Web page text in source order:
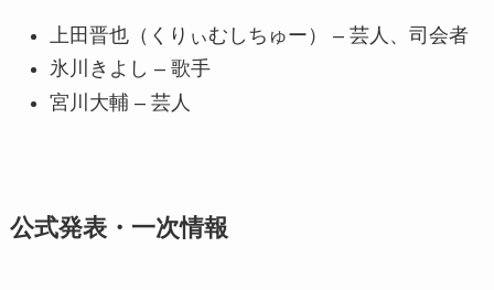
上田晋也（くりぃむしちゅー） – 芸人、司会者
氷川きよし – 歌手
宮川大輔 – 芸人
公式発表・一次情報